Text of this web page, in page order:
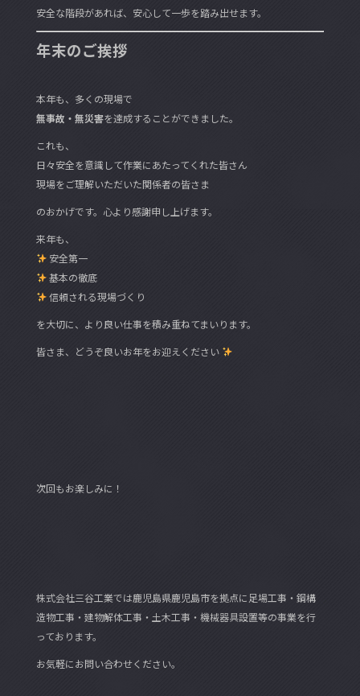
安全な階段があれば、安心して一歩を踏み出せます。
年末のご挨拶
本年も、多くの現場で
無事故・無災害を達成することができました。
これも、
日々安全を意識して作業にあたってくれた皆さん
現場をご理解いただいた関係者の皆さま
のおかげです。心より感謝申し上げます。
来年も、
安全第一
基本の徹底
信頼される現場づくり
を大切に、より良い仕事を積み重ねてまいります。
皆さま、どうぞ良いお年をお迎えください
次回もお楽しみに！
株式会社三谷工業では鹿児島県鹿児島市を拠点に足場工事・鋼構
造物工事・建物解体工事・土木工事・機械器具設置等の事業を行
っております。
お気軽にお問い合わせください。